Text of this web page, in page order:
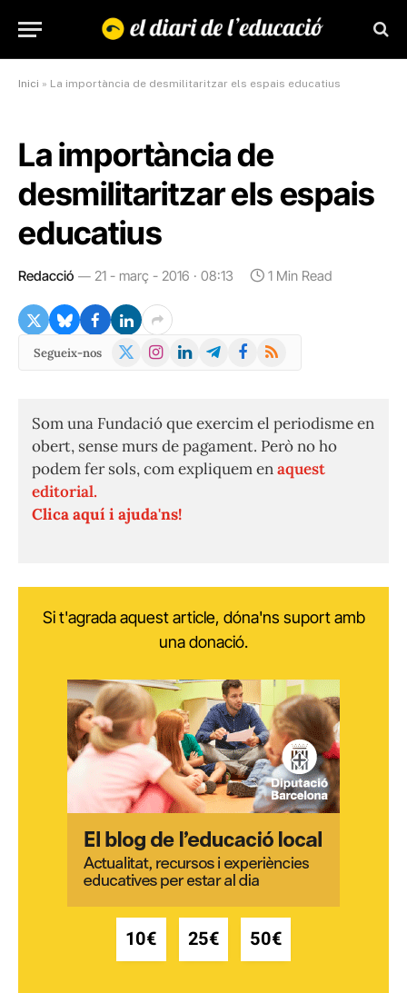
Inici » La importància de desmilitaritzar els espais educatius
La importància de
desmilitaritzar els espais
educatius
Redacció 21 - març - 2016 · 08:13 1 Min Read
Segueix-nos
X
Instagram
LinkedInTelegramFacebook
RSS
Som una Fundació que exercim el periodisme en
obert, sense murs de pagament. Però no ho
podem fer sols, com expliquem enaquest
editorial.
Clica aquí i ajuda'ns!
Si t'agrada aquest article, dóna'ns suport amb
una donació.
10€ 25€ 50€